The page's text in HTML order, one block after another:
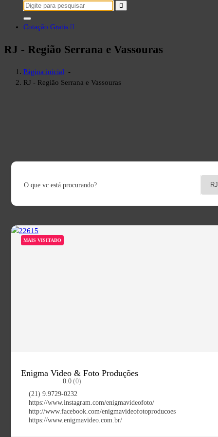
Pesquisar
por:
Cotação Gratis
RJ - Região Serrana e Vassouras
Página inicial -
RJ - Região Serrana e Vassouras
O que vc está procurando?
MAIS VISITADO
Enigma Video & Foto Produções
0.0 (0)
(21) 9.9729-0232
https://www.instagram.com/enigmavideofoto/
http://www.facebook.com/enigmavideofotoproducoes
https://www.enigmavideo.com.br/